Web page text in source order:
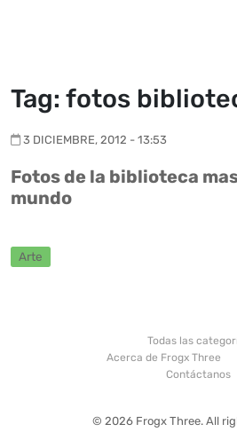
Tag: fotos
3 DICIEMBRE, 2012 - 13:53
Fotos de la biblioteca
mundo
Arte
Todas las
Acerca de Frogx Three
Contáctanos
© 2026 Frogx Three. All